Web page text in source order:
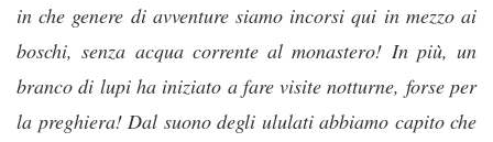
in che genere di avventure siamo incorsi qui in mezzo ai
boschi, senza acqua corrente al monastero! In più, un
branco di lupi ha iniziato a fare visite notturne, forse per
la preghiera! Dal suono degli ululati abbiamo capito che